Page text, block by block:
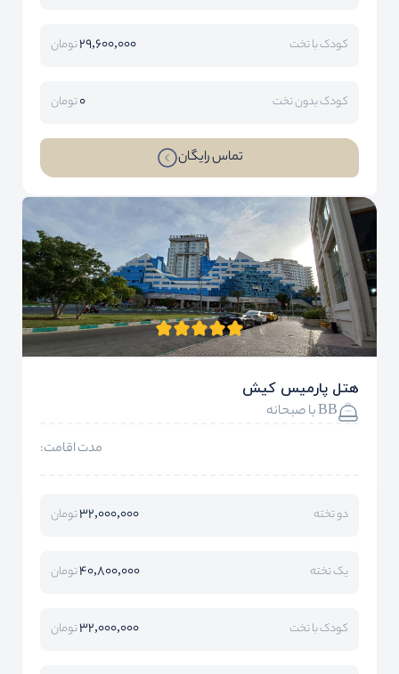
کودک با تخت 29,600,000تومان
کودک بدون تخت 0تومان
تماس رایگان
هتل پارمیس کیش
BB با صبحانه
مدت اقامت:
دو تخته 32,000,000تومان
یک تخته 40,800,000تومان
کودک با تخت 32,000,000تومان